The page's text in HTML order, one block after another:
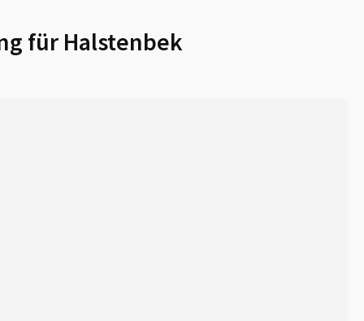
für Halstenbek